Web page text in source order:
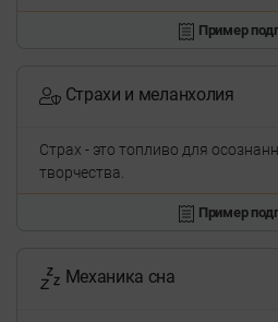
Пример
Страхи и меланхолия
Страх - это топливо для
творчества.
Пример
Механика сна